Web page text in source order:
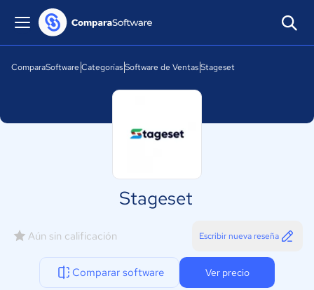
ComparaSoftware CategoríasSoftware de VentasStageset
Stageset
Aún sin calificación Escribir nueva reseña
Comparar software Ver precio